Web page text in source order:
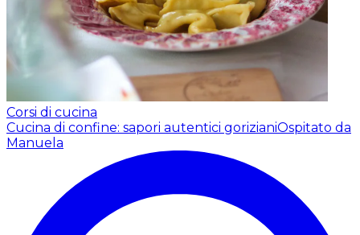
Corsi di cucina
Cucina di confine: sapori autentici gorizianiOspitato da
Manuela